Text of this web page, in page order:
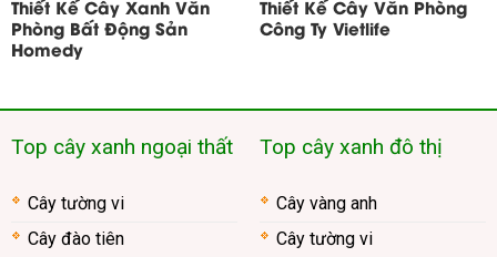
Thiết Kế Cây Xanh Văn
Phòng Bất Động Sản
Homedy
Thiết Kế Cây Văn Phòng
Công Ty Vietlife
Top cây xanh ngoại thất
Cây tường vi
Cây đào tiên
Top cây xanh đô thị
Cây vàng anh
Cây tường vi